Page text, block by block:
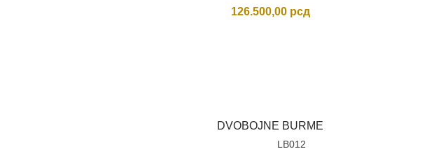
126.500,00 рсд
DVOBOJNE BURME
LB012